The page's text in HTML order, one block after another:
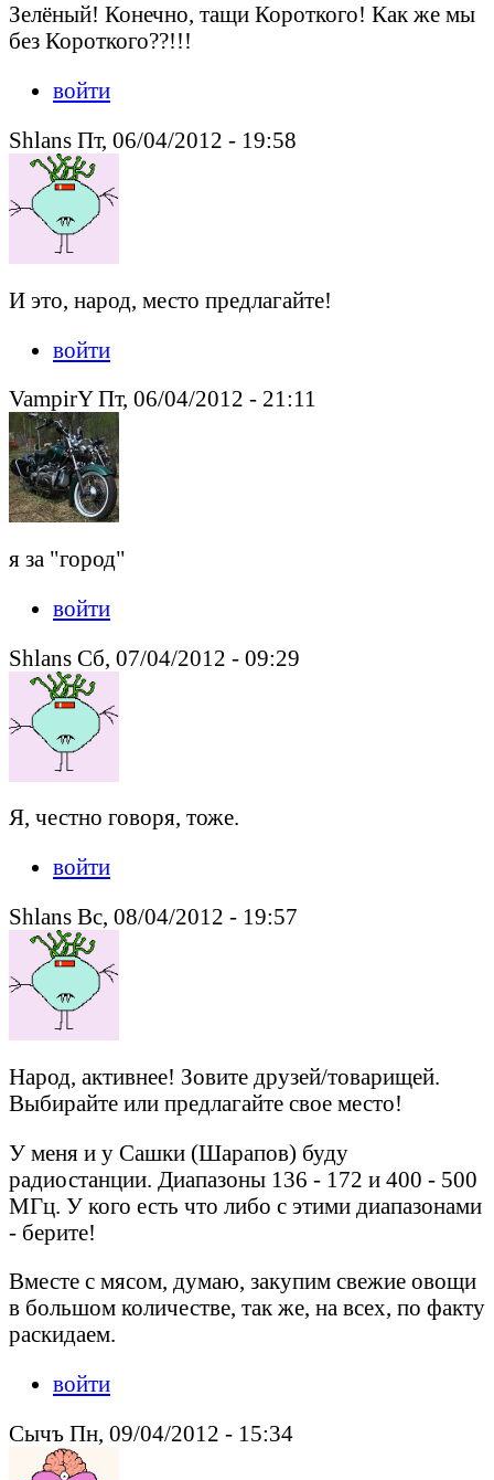
Зелёный! Конечно, тащи Короткого! Как же мы
без Короткого??!!!
войти
Shlans Пт, 06/04/2012 - 19:58
И это, народ, место предлагайте!
войти
VampirY Пт, 06/04/2012 - 21:11
я за "город"
войти
Shlans Сб, 07/04/2012 - 09:29
Я, честно говоря, тоже.
войти
Shlans Вс, 08/04/2012 - 19:57
Народ, активнее! Зовите друзей/товарищей.
Выбирайте или предлагайте свое место!
У меня и у Сашки (Шарапов) буду
радиостанции. Диапазоны 136 - 172 и 400 - 500
МГц. У кого есть что либо с этими диапазонами
- берите!
Вместе с мясом, думаю, закупим свежие овощи
в большом количестве, так же, на всех, по факту
раскидаем.
войти
Сычъ Пн, 09/04/2012 - 15:34